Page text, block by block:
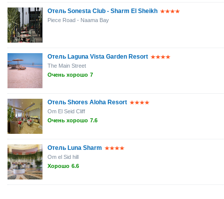
Отель Sonesta Club - Sharm El Sheikh
Piece Road - Naama Bay
Отель Laguna Vista Garden Resort
The Main Street
Очень хорошо 7
Отель Shores Aloha Resort
Om El Seid Cliff
Очень хорошо 7.6
Отель Luna Sharm
Om el Sid hill
Хорошо 6.6